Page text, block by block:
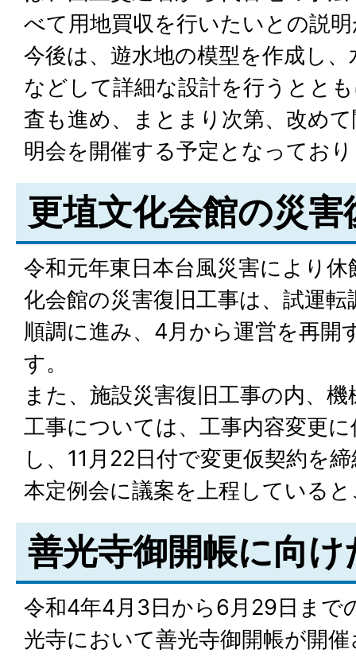
べて用地買収を行いたいとの説
今後は、遊水地の模型を作成し
などして詳細な設計を行うとと
査も進め、まとまり次第、改め
明会を開催する予定となってお
更埴文化会館の災害
令和元年東日本台風災害により
化会館の災害復旧工事は、試運
順調に進み、4月から運営を再開
す。
また、施設災害復旧工事の内、
工事については、工事内容変更
し、11月22日付で変更仮契約を
本定例会に議案を上程している
善光寺御開帳に向
令和4年4月3日から6月29日まで
光寺において善光寺御開帳が開